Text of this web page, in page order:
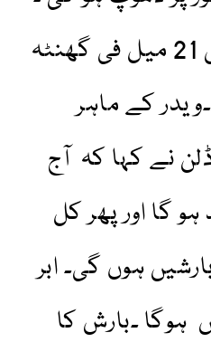
جنوب مغربی ہوائیں 21 میل فی گھنٹہ
کے ماہر
نے کہا کہ آج
گا اور پھر کل
ہوں گی۔ ابر
ہوگا ۔بارش کا